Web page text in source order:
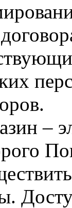
–